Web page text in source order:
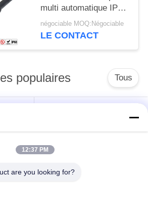
multi automatique IP66
IP65
négociable MOQ:Négociable
LE CONTACT
populaires Tous
basse tension
Support de la lampe
12:37 PM
are you looking for?